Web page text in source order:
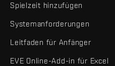
Spielzeit hinzufügen
Systemanforderungen
Leitfaden für Anfänger
EVE Online-Add-in für Excel